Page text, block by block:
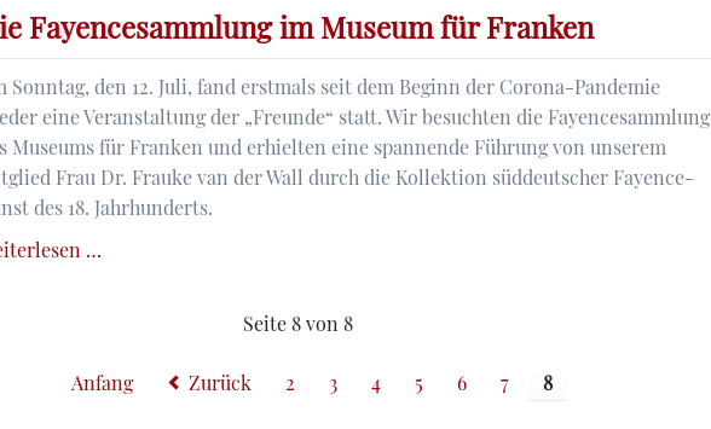
eines
wandlungsfähigen
Kleinadelssitzes
in
Franken
der
des
18.
Jahrhunderts
Fayencesammlung im Museum für Franken
Sonntag, den 12. Juli, fand erstmals seit dem Beginn der Corona-Pandemie
eine Veranstaltung der „Freunde“ statt. Wir besuchten die Fayencesammlung
Museums für Franken und erhielten eine spannende Führung von unserem
Frau Dr. Frauke van der Wall durch die Kollektion süddeutscher Fayence-
des 18. Jahrhunderts.
…
für
Franken
Seite 8 von 8
Anfang Zurück 2 3 4 5 6 7 8